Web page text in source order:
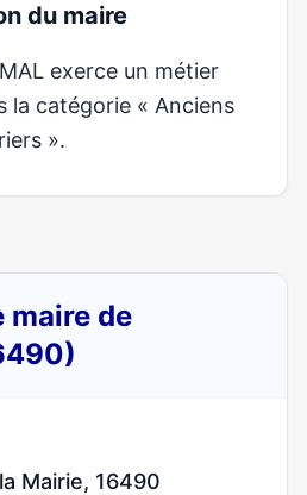
du maire
exerce un métier
la catégorie « Anciens
».
maire de
Mairie, 16490